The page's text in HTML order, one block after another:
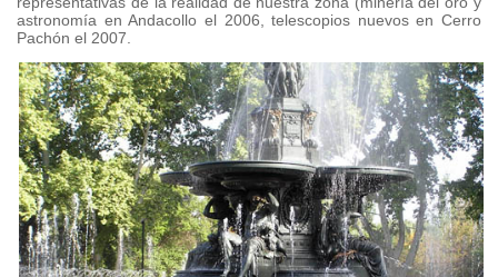
astronomía en Andacollo el 2006, telescopios nuevos en Cerro
Pachón el 2007.